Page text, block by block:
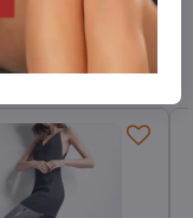
LinkedIn WhatsApp